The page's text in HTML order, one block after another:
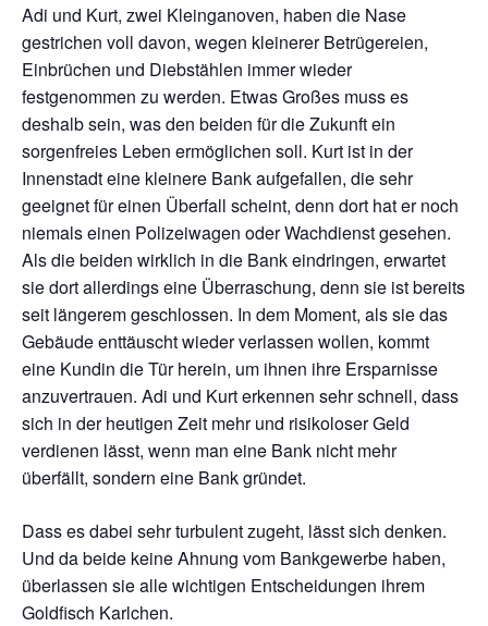
Adi und Kurt, zwei Kleinganoven, haben die Nase
gestrichen voll davon, wegen kleinerer Betrügereien,
Einbrüchen und Diebstählen immer wieder
festgenommen zu werden. Etwas Großes muss es
deshalb sein, was den beiden für die Zukunft ein
sorgenfreies Leben ermöglichen soll. Kurt ist in der
Innenstadt eine kleinere Bank aufgefallen, die sehr
geeignet für einen Überfall scheint, denn dort hat er noch
niemals einen Polizeiwagen oder Wachdienst gesehen.
Als die beiden wirklich in die Bank eindringen, erwartet
sie dort allerdings eine Überraschung, denn sie ist bereits
seit längerem geschlossen. In dem Moment, als sie das
Gebäude enttäuscht wieder verlassen wollen, kommt
eine Kundin die Tür herein, um ihnen ihre Ersparnisse
anzuvertrauen. Adi und Kurt erkennen sehr schnell, dass
sich in der heutigen Zeit mehr und risikoloser Geld
verdienen lässt, wenn man eine Bank nicht mehr
überfällt, sondern eine Bank gründet.
Dass es dabei sehr turbulent zugeht, lässt sich denken.
Und da beide keine Ahnung vom Bankgewerbe haben,
überlassen sie alle wichtigen Entscheidungen ihrem
Goldfisch Karlchen.